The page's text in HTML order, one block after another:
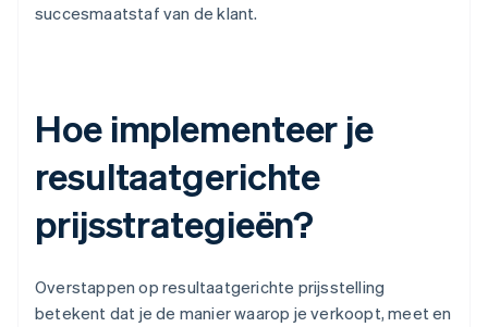
succesmaatstaf van de klant.
Hoe implementeer je
resultaatgerichte
prijsstrategieën?
Overstappen op resultaatgerichte prijsstelling
betekent dat je de manier waarop je verkoopt, meet en